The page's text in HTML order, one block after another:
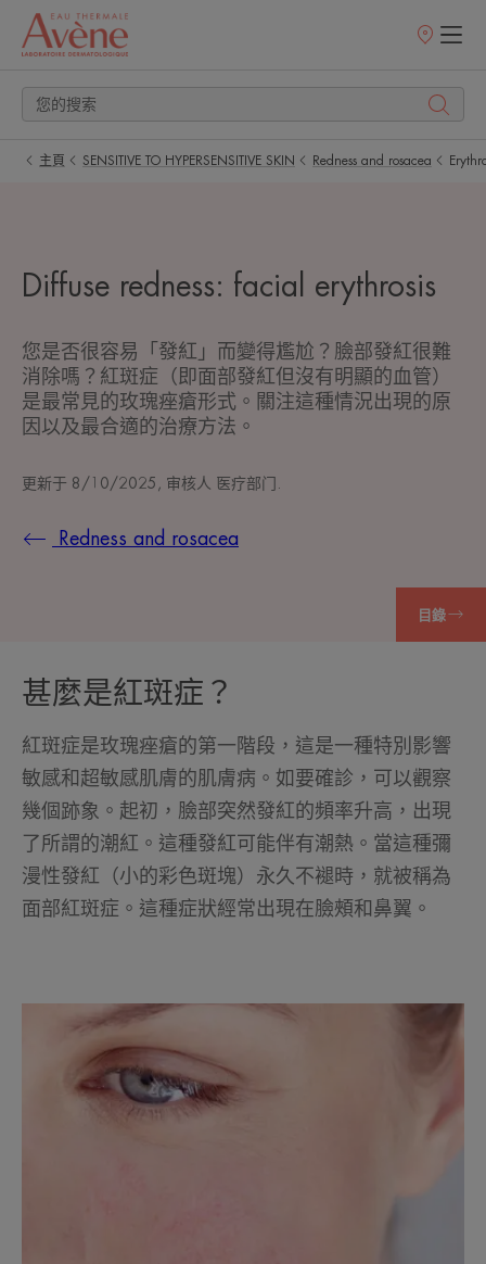
銷
主頁 SENSITIVE TO HYPERSENSITIVE SKIN Redness and rosacea
Diffuse redness: facial erythrosis
您是否很容易「發紅」而變得尷尬？臉部發紅很難
消除嗎？紅斑症（即面部發紅但沒有明顯的血管）
是最常見的玫瑰痤瘡形式。關注這種情況出現的原
因以及最合適的治療方法。
更新于 8/10/2025 , 审核人 医疗部门
Redness and rosacea
目錄
甚麼是紅斑症？
紅斑症是玫瑰痤瘡的第一階段，這是一種特別影響
敏感和超敏感肌膚的肌膚病。如要確診，可以觀察
幾個跡象。起初，臉部突然發紅的頻率升高，出現
了所謂的潮紅。這種發紅可能伴有潮熱。當這種彌
漫性發紅（小的彩色斑塊）永久不褪時，就被稱為
面部紅斑症。這種症狀經常出現在臉頰和鼻翼。